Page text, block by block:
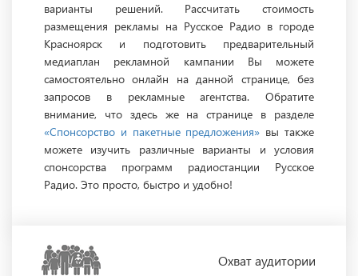
варианты решений. Рассчитать стоимость
размещения рекламы на Русское Радио в городе
Красноярск и подготовить предварительный
медиаплан рекламной кампании Вы можете
самостоятельно онлайн на данной странице, без
запросов в рекламные агентства. Обратите
внимание, что здесь же на странице в разделе
«Спонсорство и пакетные предложения» вы также
можете изучить различные варианты и условия
спонсорства программ радиостанции Русское
Радио. Это просто, быстро и удобно!
Охватаудитории